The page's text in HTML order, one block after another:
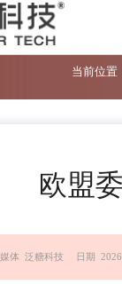
当前位置
欧盟
媒体 泛糖科技 日期